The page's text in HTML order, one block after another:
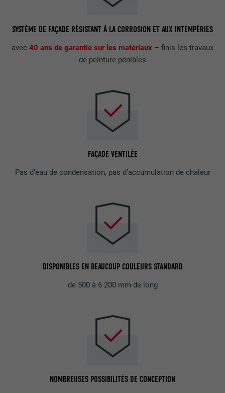
SYSTÈME DE FAÇADE RÉSISTANT À LA CORROSION ET AUX INTEMPÉRIES
avec 40 ans de garantie sur les matériaux – finis les travaux
de peinture pénibles
FAÇADE VENTILÉE
Pas d’eau de condensation, pas d’accumulation de chaleur
DISPONIBLES EN BEAUCOUP COULEURS STANDARD
de 500 à 6 200 mm de long
NOMBREUSES POSSIBILITÉS DE CONCEPTION